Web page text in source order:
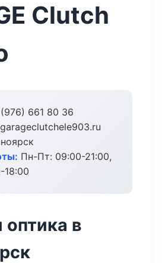
Clutch
661 80 36
Пн-Пт: 09:00-21:00,
18:00
оптика в